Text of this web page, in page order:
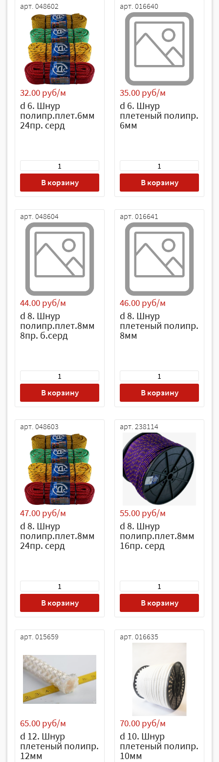
арт. 048602
32.00 руб/м
d 6. Шнур
полипр.плет.6мм
24пр. серд
В корзину
арт. 016640
35.00 руб/м
d 6. Шнур
плетеный полипр.
6мм
В корзину
арт. 048604
44.00 руб/м
d 8. Шнур
полипр.плет.8мм
8пр. б.серд
В корзину
арт. 016641
46.00 руб/м
d 8. Шнур
плетеный полипр.
8мм
В корзину
арт. 048603
47.00 руб/м
d 8. Шнур
полипр.плет.8мм
24пр. серд
В корзину
арт. 238114
55.00 руб/м
d 8. Шнур
полипр.плет.8мм
16пр. серд
В корзину
арт. 015659
65.00 руб/м
d 12. Шнур
плетеный полипр.
12мм
арт. 016635
70.00 руб/м
d 10. Шнур
плетеный полипр.
10мм